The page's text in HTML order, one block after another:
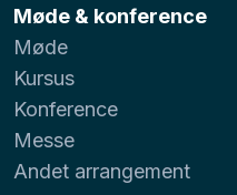
Møde & konference
Møde
Kursus
Konference
Messe
Andet arrangement